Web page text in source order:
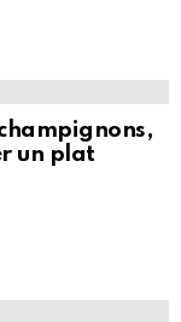
un plat